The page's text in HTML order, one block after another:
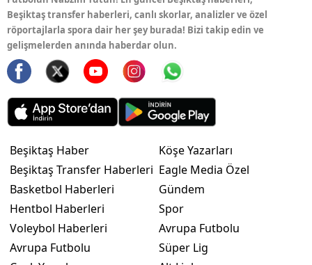
Beşiktaş transfer haberleri, canlı skorlar, analizler ve özel
röportajlarla spora dair her şey burada! Bizi takip edin ve
gelişmelerden anında haberdar olun.
Beşiktaş Haber
Beşiktaş Transfer Haberleri
Basketbol Haberleri
Hentbol Haberleri
Voleybol Haberleri
Avrupa Futbolu
Köşe Yazarları
Eagle Media Özel
Gündem
Spor
Avrupa Futbolu
Süper Lig